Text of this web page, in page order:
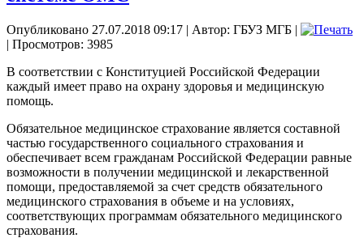
Опубликовано 27.07.2018 09:17 | Автор: ГБУЗ МГБ |
| Просмотров: 3985
В соответствии с Конституцией Российской Федерации
каждый имеет право на охрану здоровья и медицинскую
помощь.
Обязательное медицинское страхование является составной
частью государственного социального страхования и
обеспечивает всем гражданам Российской Федерации равные
возможности в получении медицинской и лекарственной
помощи, предоставляемой за счет средств обязательного
медицинского страхования в объеме и на условиях,
соответствующих программам обязательного медицинского
страхования.